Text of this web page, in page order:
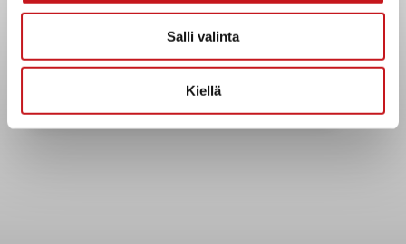
Salli valinta
Kiellä
Asiakirjajulkisuuskuvaus
Saavutettavuusseloste